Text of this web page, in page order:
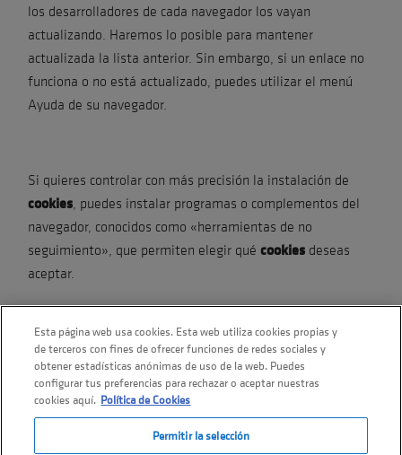
los desarrolladores de cada navegador los vayan
actualizando. Haremos lo posible para mantener
actualizada la lista anterior. Sin embargo, si un enlace no
funciona o no está actualizado, puedes utilizar el menú
Ayuda de su navegador.
Si quieres controlar con más precisión la instalación de
cookies , puedes instalar programas o complementos del
navegador, conocidos como «herramientas de no
seguimiento», que permiten elegir qué cookies deseas
aceptar.
Esta página web usa cookies. Esta web utiliza cookies propias y
de terceros con fines de ofrecer funciones de redes sociales y
obtener estadísticas anónimas de uso de la web. Puedes
configurar tus preferencias para rechazar o aceptar nuestras
cookies aquí. Política de Cookies
Permitir la selección